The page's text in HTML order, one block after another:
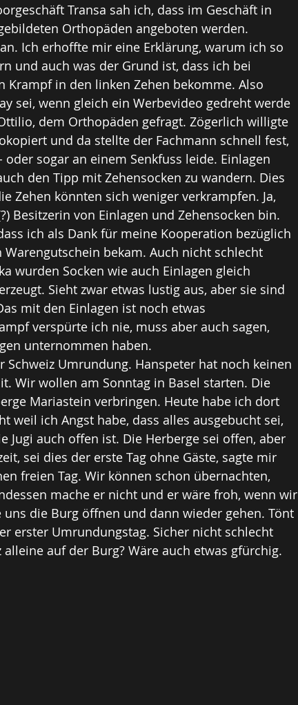
Transa sah ich, dass im Geschäft in
Orthopäden angeboten werden.
Ich erhoffte mir eine Erklärung, warum ich so
und auch was der Grund ist, dass ich bei
Krampf in den linken Zehen bekomme. Also
sei, wenn gleich ein Werbevideo gedreht werde
dem Orthopäden gefragt. Zögerlich willigte
und da stellte der Fachmann schnell fest,
sogar an einem Senkfuss leide. Einlagen
den Tipp mit Zehensocken zu wandern. Dies
Zehen könnten sich weniger verkrampfen. Ja,
Besitzerin von Einlagen und Zehensocken bin.
ich als Dank für meine Kooperation bezüglich
bekam. Auch nicht schlecht
wurden Socken wie auch Einlagen gleich
Sieht zwar etwas lustig aus, aber sie sind
mit den Einlagen ist noch etwas
verspürte ich nie, muss aber auch sagen,
unternommen haben.
Schweiz Umrundung. Hanspeter hat noch keinen
Wir wollen am Sonntag in Basel starten. Die
Mariastein verbringen. Heute habe ich dort
weil ich Angst habe, dass alles ausgebucht sei,
Jugi auch offen ist. Die Herberge sei offen, aber
sei dies der erste Tag ohne Gäste, sagte mir
freien Tag. Wir können schon übernachten,
mache er nicht und er wäre froh, wenn wir
die Burg öffnen und dann wieder gehen. Tönt
erster Umrundungstag. Sicher nicht schlecht
auf der Burg? Wäre auch etwas gfürchig.